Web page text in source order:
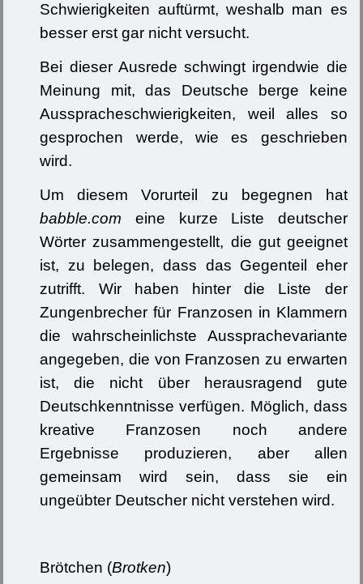
Schwierigkeiten auftürmt, weshalb man es
besser erst gar nicht versucht.
Bei dieser Ausrede schwingt irgendwie die
Meinung mit, das Deutsche berge keine
Ausspracheschwierigkeiten, weil alles so
gesprochen werde, wie es geschrieben
wird.
Um diesem Vorurteil zu begegnen hat
babble.com eine kurze Liste deutscher
Wörter zusammengestellt, die gut geeignet
ist, zu belegen, dass das Gegenteil eher
zutrifft. Wir haben hinter die Liste der
Zungenbrecher für Franzosen in Klammern
die wahrscheinlichste Aussprachevariante
angegeben, die von Franzosen zu erwarten
ist, die nicht über herausragend gute
Deutschkenntnisse verfügen. Möglich, dass
kreative Franzosen noch andere
Ergebnisse produzieren, aber allen
gemeinsam wird sein, dass sie ein
ungeübter Deutscher nicht verstehen wird.
Brötchen (Brotken)